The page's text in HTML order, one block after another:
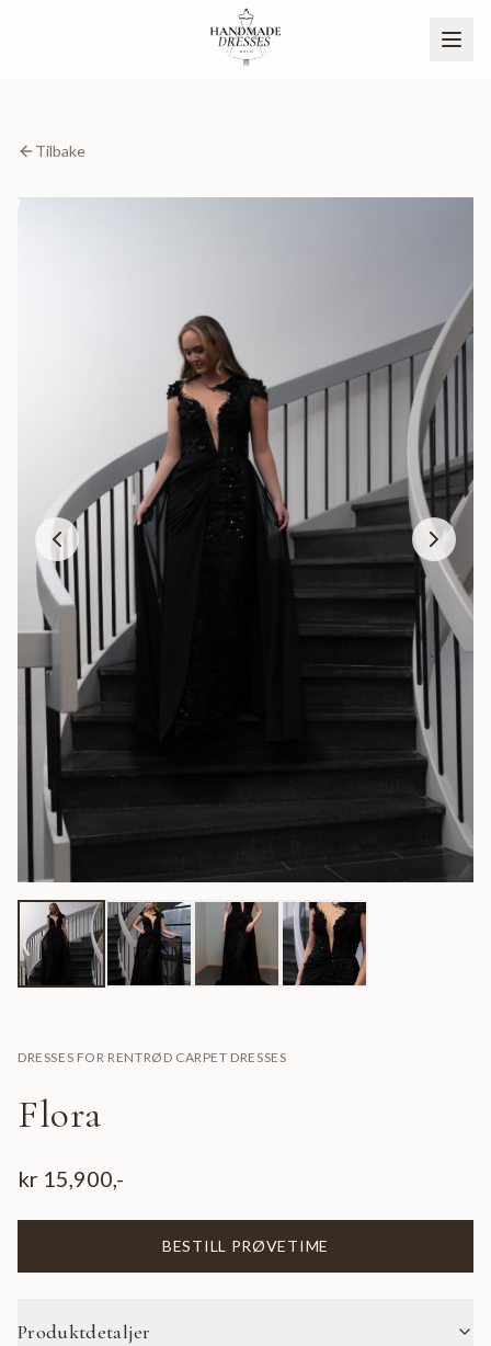
BLI PARTNER
Tilbake
DRESSES FOR RENTRØD CARPET DRESSES
Flora
kr 15,900 ,-
BESTILL PRØVETIME
Produktdetaljer